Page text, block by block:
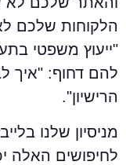
הלקוחות שלכם
"ייעוץ משפטי
להם דחוף: "איך
הרישיון".
מניסיון שלנו
לחיפושים האלה